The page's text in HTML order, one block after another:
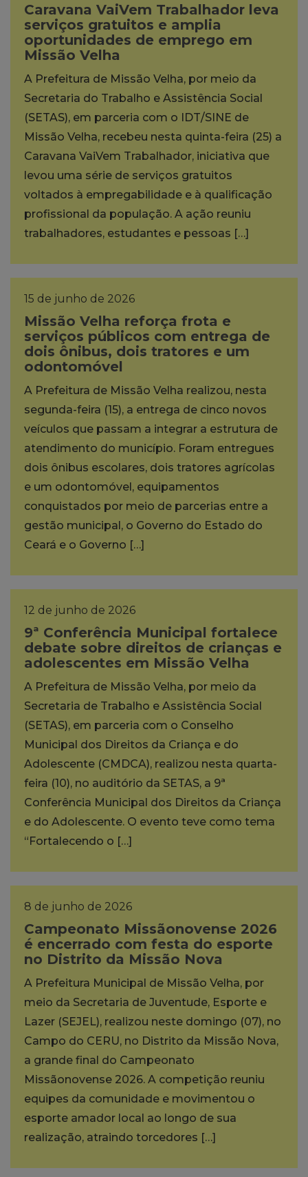
Caravana VaiVem Trabalhador leva
serviços gratuitos e amplia
oportunidades de emprego em
Missão Velha
A Prefeitura de Missão Velha, por meio da
Secretaria do Trabalho e Assistência Social
(SETAS), em parceria com o IDT/SINE de
Missão Velha, recebeu nesta quinta-feira (25) a
Caravana VaiVem Trabalhador, iniciativa que
levou uma série de serviços gratuitos
voltados à empregabilidade e à qualificação
profissional da população. A ação reuniu
trabalhadores, estudantes e pessoas […]
15 de junho de 2026
Missão Velha reforça frota e
serviços públicos com entrega de
dois ônibus, dois tratores e um
odontomóvel
A Prefeitura de Missão Velha realizou, nesta
segunda-feira (15), a entrega de cinco novos
veículos que passam a integrar a estrutura de
atendimento do município. Foram entregues
dois ônibus escolares, dois tratores agrícolas
e um odontomóvel, equipamentos
conquistados por meio de parcerias entre a
gestão municipal, o Governo do Estado do
Ceará e o Governo […]
12 de junho de 2026
9ª Conferência Municipal fortalece
debate sobre direitos de crianças e
adolescentes em Missão Velha
A Prefeitura de Missão Velha, por meio da
Secretaria de Trabalho e Assistência Social
(SETAS), em parceria com o Conselho
Municipal dos Direitos da Criança e do
Adolescente (CMDCA), realizou nesta quarta-
feira (10), no auditório da SETAS, a 9ª
Conferência Municipal dos Direitos da Criança
e do Adolescente. O evento teve como tema
“Fortalecendo o […]
8 de junho de 2026
Campeonato Missãonovense 2026
é encerrado com festa do esporte
no Distrito da Missão Nova
A Prefeitura Municipal de Missão Velha, por
meio da Secretaria de Juventude, Esporte e
Lazer (SEJEL), realizou neste domingo (07), no
Campo do CERU, no Distrito da Missão Nova,
a grande final do Campeonato
Missãonovense 2026. A competição reuniu
equipes da comunidade e movimentou o
esporte amador local ao longo de sua
realização, atraindo torcedores […]